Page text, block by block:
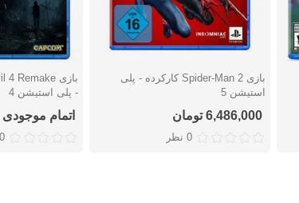
دوست داشتنبازی Spider-Man 2 کارکرده - پلی
استیشن 5
6,486,000 تومان
0 نظر
دوست
- پلی استیشن 4
اتمام موجودی
0 نظر